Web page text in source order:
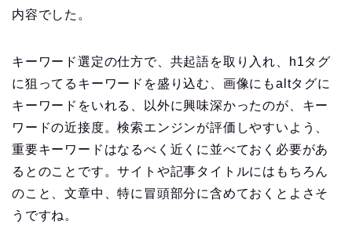
内容でした。
キーワード選定の仕方で、共起語を取り入れ、h1タグ
に狙ってるキーワードを盛り込む、画像にもaltタグに
キーワードをいれる、以外に興味深かったのが、キー
ワードの近接度。検索エンジンが評価しやすいよう、
重要キーワードはなるべく近くに並べておく必要があ
るとのことです。サイトや記事タイトルにはもちろん
のこと、文章中、特に冒頭部分に含めておくとよさそ
うですね。